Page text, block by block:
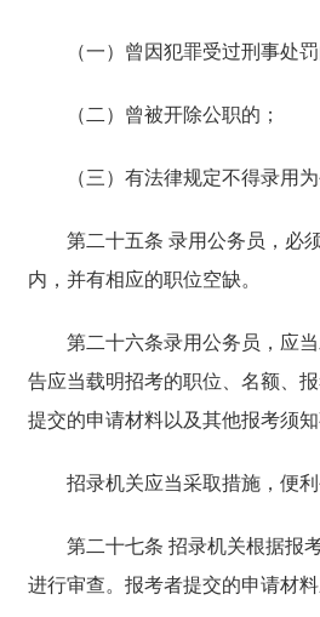
（一）曾因犯罪受过刑事处罚
（二）曾被开除公职的；
（三）有法律规定不得录用为
第二十五条 录用公务员，必须
内，并有相应的职位空缺。
第二十六条录用公务员，应当
告应当载明招考的职位、名额、
提交的申请材料以及其他报考须知
招录机关应当采取措施，便利
第二十七条 招录机关根据报考
进行审查。报考者提交的申请材料